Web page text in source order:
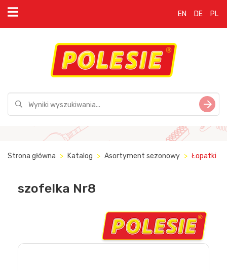
EN DE PL
Strona główna Katalog Asortyment sezonowy Łopatki
szofelka Nr8